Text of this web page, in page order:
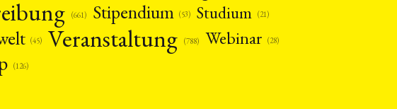
(661) Stipendium (53) Studium (21)
(45) Veranstaltung (788) Webinar (28)
(126)